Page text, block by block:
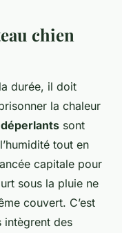
chien
durée, il doit
la chaleur
sont
tout en
capitale pour
sous la pluie ne
couvert. C’est
intègrent des